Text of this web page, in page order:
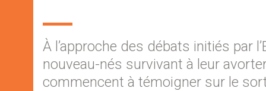
À l’approche des débats initiés par
nouveau-nés survivant à leur
commencent à témoigner sur le